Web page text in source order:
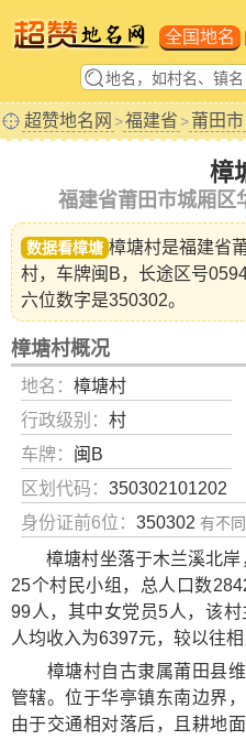
全国地名
超赞地名网 >福建省>莆田市
樟
福建省莆田市城厢区
数据看樟塘 樟塘村是福建省
村，车牌闽B，长途区号
六位数字是350302。
樟塘村概况
地名： 樟塘村
行政级别： 村
车牌： 闽B
区划代码： 350302101202
身份证前6位： 350302 有不同
樟塘村坐落于木兰溪北岸
25个村民小组，总人口数
99人，其中女党员5人，该
人均收入为6397元，较以往相
樟塘村自古隶属莆田县维
管辖。位于华亭镇东南边界
由于交通相对落后，且耕地